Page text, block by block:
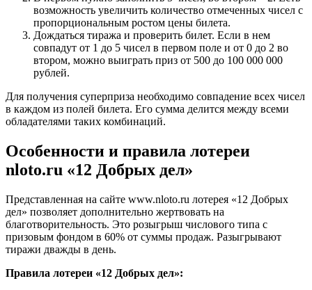
возможность увеличить количество отмеченных чисел с
пропорциональным ростом цены билета.
Дождаться тиража и проверить билет. Если в нем
совпадут от 1 до 5 чисел в первом поле и от 0 до 2 во
втором, можно выиграть приз от 500 до 100 000 000
рублей.
Для получения суперприза необходимо совпадение всех чисел
в каждом из полей билета. Его сумма делится между всеми
обладателями таких комбинаций.
Особенности и правила лотереи
nloto.ru «12 Добрых дел»
Представленная на сайте www.nloto.ru лотерея «12 Добрых
дел» позволяет дополнительно жертвовать на
благотворительность. Это розыгрыш числового типа с
призовым фондом в 60% от суммы продаж. Разыгрывают
тиражи дважды в день.
Правила лотереи «12 Добрых дел»: